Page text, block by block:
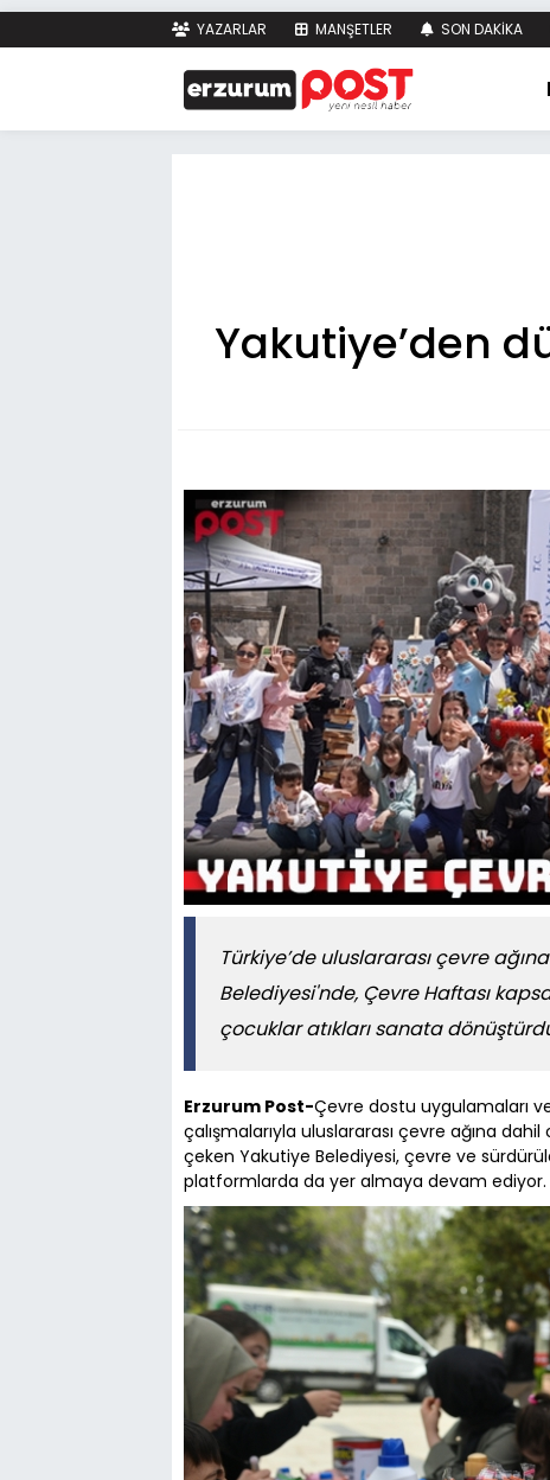
YAZARLAR MANŞETLER SON DAKİKA
Yakutiye’den
Türkiye’de uluslararası çevre
Belediyesi'nde, Çevre Haftası
çocuklar atıkları sanata
Erzurum Post-Çevre dostu uygulamaları
çalışmalarıyla uluslararası çevre ağına
çeken Yakutiye Belediyesi, çevre ve
platformlarda da yer almaya devam ediyor.